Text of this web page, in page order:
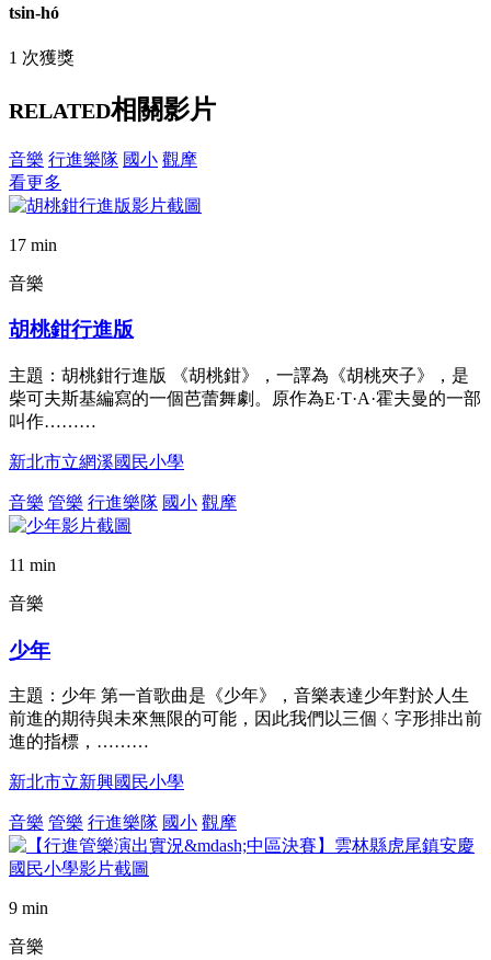
tsin-hó
1 次獲獎
RELATED相關影片
音樂 行進樂隊 國小 觀摩
看更多
17 min
音樂
胡桃鉗行進版
主題：胡桃鉗行進版 《胡桃鉗》，一譯為《胡桃夾子》，是
柴可夫斯基編寫的一個芭蕾舞劇。原作為E·T·A·霍夫曼的一部
叫作………
新北市立網溪國民小學
音樂 管樂 行進樂隊 國小 觀摩
11 min
音樂
少年
主題：少年 第一首歌曲是《少年》，音樂表達少年對於人生
前進的期待與未來無限的可能，因此我們以三個ㄑ字形排出前
進的指標，………
新北市立新興國民小學
音樂 管樂 行進樂隊 國小 觀摩
9 min
音樂